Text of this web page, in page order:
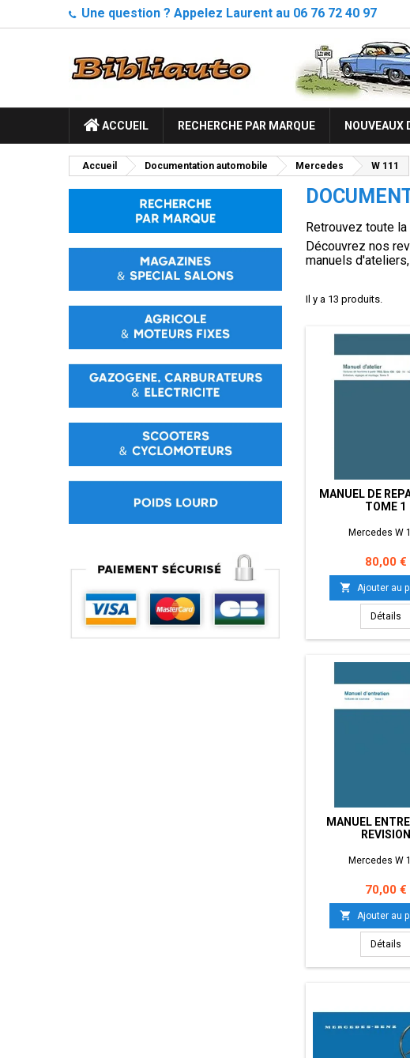
Une question ? Appelez Laurent au 06 76 72 40 97
ACCUEIL RECHERCHE PAR MARQUE NOUVEAUX
Accueil Documentation automobile Mercedes W 111
Retrouvez toute
Découvrez nos
manuels
Il y a 13 produits.
MANUEL DE
TOME 1
Mercedes W
Prix
80,00 €
 Ajouter au
Détails
MANUEL
REVISION
Mercedes W
Prix
70,00 €
 Ajouter au
Détails